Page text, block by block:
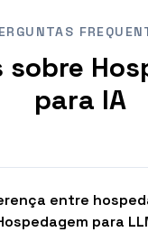
sobre
para IA
entre
para